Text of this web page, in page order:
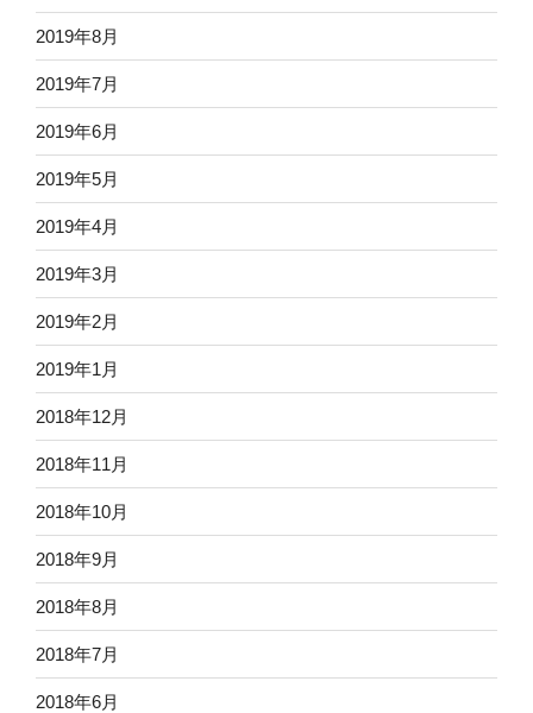
2019年8月
2019年7月
2019年6月
2019年5月
2019年4月
2019年3月
2019年2月
2019年1月
2018年12月
2018年11月
2018年10月
2018年9月
2018年8月
2018年7月
2018年6月